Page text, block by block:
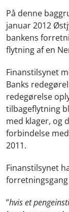
På denne
januar 2012
bankens
flytning af en
Finanstilsynet
Banks
redegørelse
tilbageflytning
med klager, og
forbindelse
2011.
Finanstilsynet
”hvis et